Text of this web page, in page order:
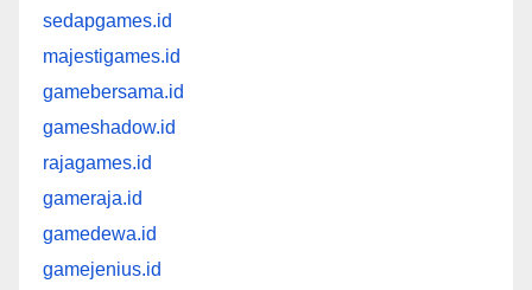
sedapgames.id
majestigames.id
gamebersama.id
gameshadow.id
rajagames.id
gameraja.id
gamedewa.id
gamejenius.id